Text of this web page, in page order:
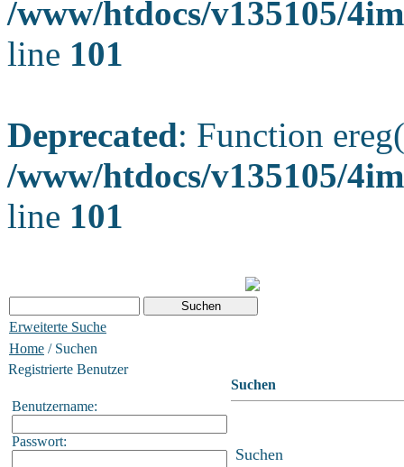
/www/htdocs/v135105/
line 101
Deprecated: Function
/www/htdocs/v135105/
line 101
Erweiterte Suche
Home / Suchen
Registrierte Benutzer
Benutzername:
Passwort:
Suchen
Suchen